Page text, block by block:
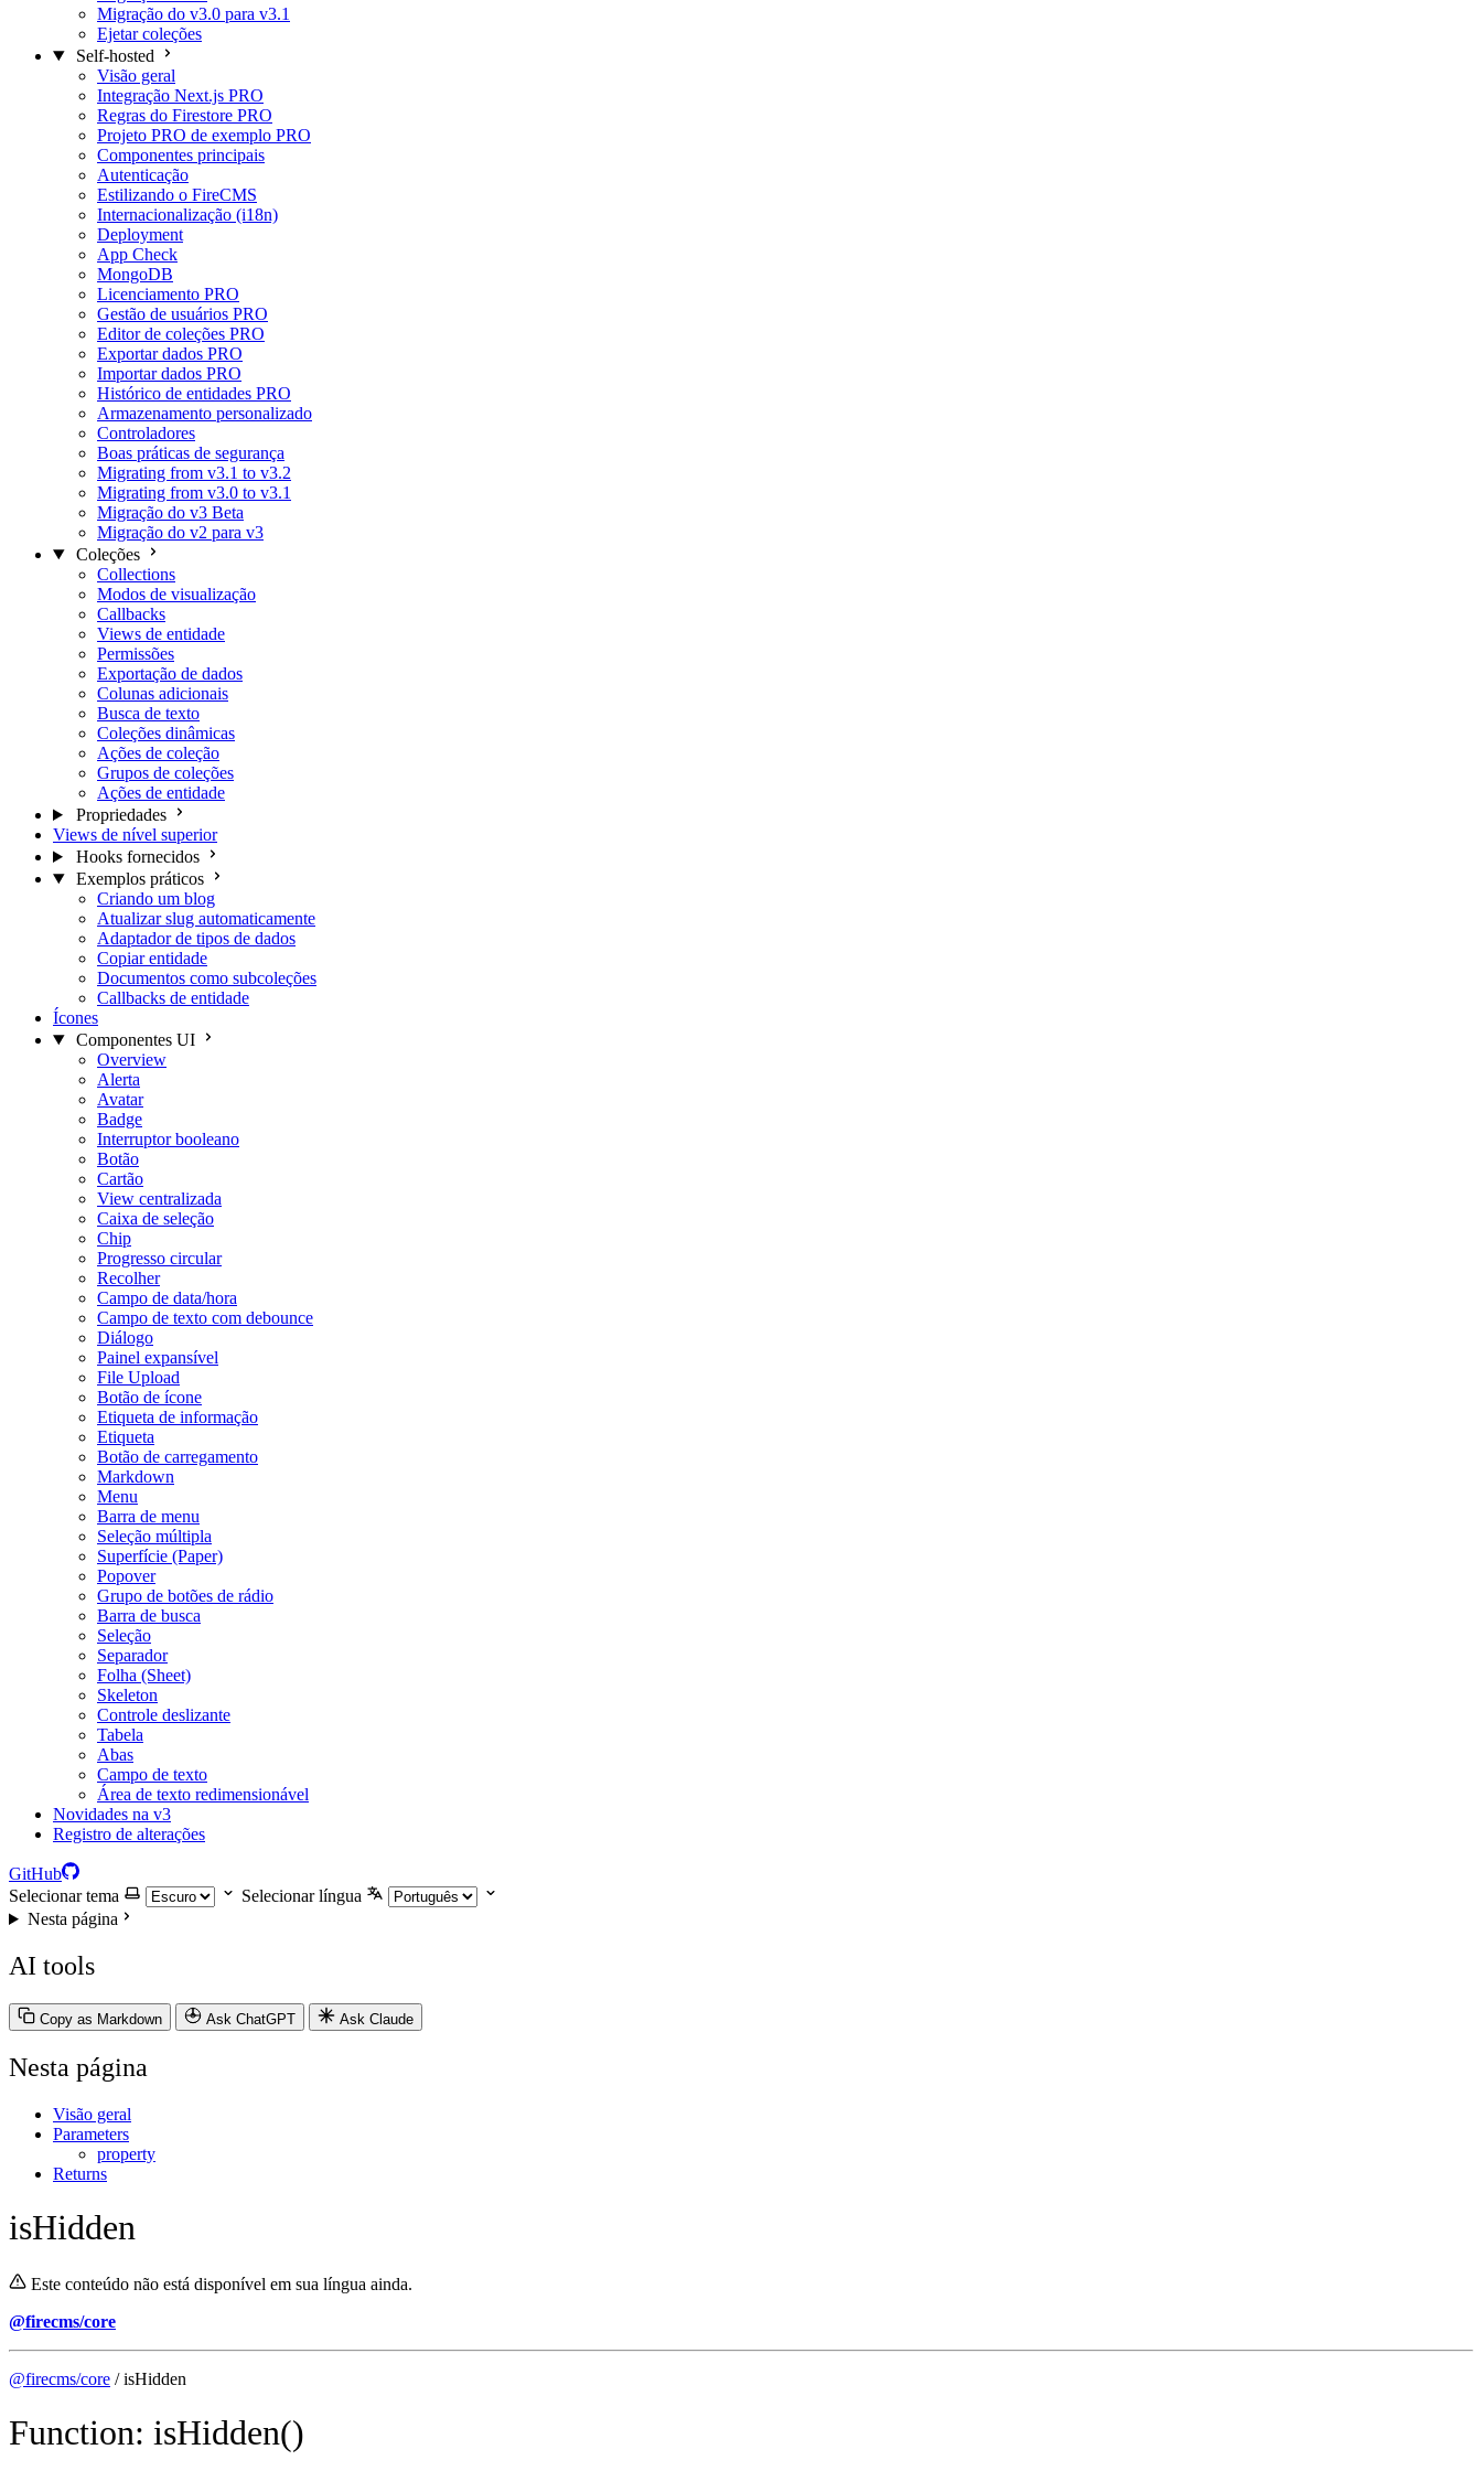
Migração do v3.0 para v3.1
Ejetar coleções
Self-hosted
Visão geral
Integração Next.js PRO
Regras do Firestore PRO
Projeto PRO de exemplo PRO
Componentes principais
Autenticação
Estilizando o FireCMS
Internacionalização (i18n)
Deployment
App Check
MongoDB
Licenciamento PRO
Gestão de usuários PRO
Editor de coleções PRO
Exportar dados PRO
Importar dados PRO
Histórico de entidades PRO
Armazenamento personalizado
Controladores
Boas práticas de segurança
Migrating from v3.1 to v3.2
Migrating from v3.0 to v3.1
Migração do v3 Beta
Migração do v2 para v3
Coleções
Collections
Modos de visualização
Callbacks
Views de entidade
Permissões
Exportação de dados
Colunas adicionais
Busca de texto
Coleções dinâmicas
Ações de coleção
Grupos de coleções
Ações de entidade
Propriedades
Views de nível superior
Hooks fornecidos
Exemplos práticos
Criando um blog
Atualizar slug automaticamente
Adaptador de tipos de dados
Copiar entidade
Documentos como subcoleções
Callbacks de entidade
Ícones
Componentes UI
Overview
Alerta
Avatar
Badge
Interruptor booleano
Botão
Cartão
View centralizada
Caixa de seleção
Chip
Progresso circular
Recolher
Campo de data/hora
Campo de texto com debounce
Diálogo
Painel expansível
File Upload
Botão de ícone
Etiqueta de informação
Etiqueta
Botão de carregamento
Markdown
Menu
Barra de menu
Seleção múltipla
Superfície (Paper)
Popover
Grupo de botões de rádio
Barra de busca
Seleção
Separador
Folha (Sheet)
Skeleton
Controle deslizante
Tabela
Abas
Campo de texto
Área de texto redimensionável
Novidades na v3
Registro de alterações
GitHub
Selecionar tema
Selecionar língua
Nesta página
AI tools
Copy as Markdown Ask ChatGPT Ask Claude
Nesta página
Visão geral
Parameters
property
Returns
isHidden
Este conteúdo não está disponível em sua língua ainda.
@firecms/core
@firecms/core / isHidden
Function: isHidden()